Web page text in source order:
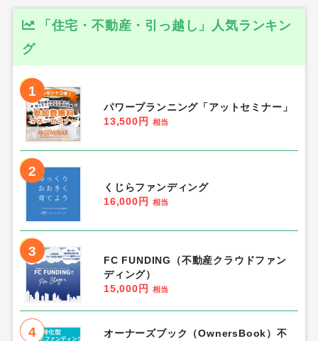
「住宅・不動産・引っ越し」人気ランキン
グ
1
パワープランニング「アットセミナー」
13,500円
相当
2
くじらファンディング
16,000円
相当
3
FC FUNDING（不動産クラウドファン
ディング）
15,000円
相当
4
オーナーズブック（OwnersBook）不